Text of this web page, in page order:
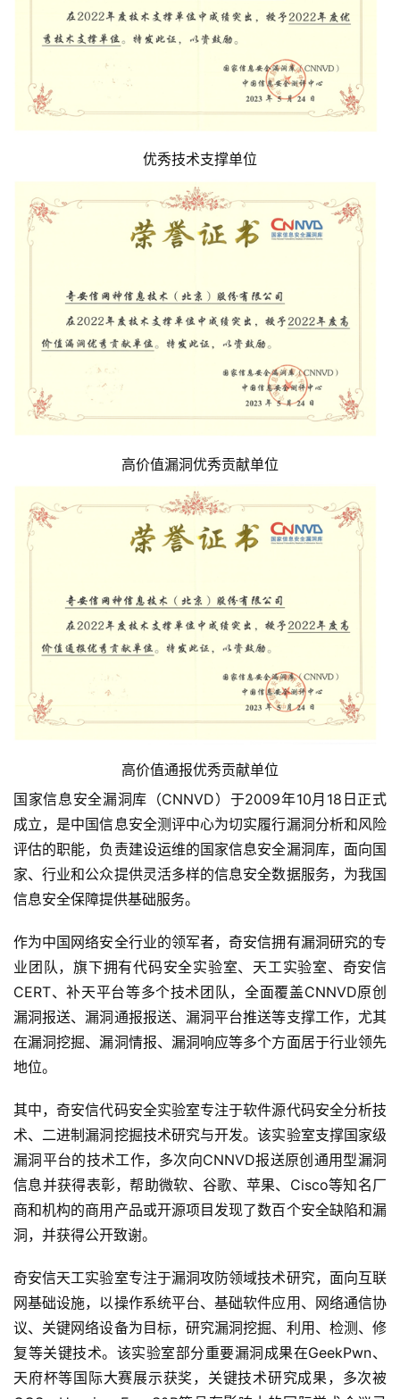
首
页
业
界
人
优秀技术支撑单位
高价值漏洞优秀贡献单位
高价值通报优秀贡献单位
国家信息安全漏洞库（CNNVD）于2009年10月18日正式
成立，是中国信息安全测评中心为切实履行漏洞分析和风险
评估的职能，负责建设运维的国家信息安全漏洞库，面向国
家、行业和公众提供灵活多样的信息安全数据服务，为我国
信息安全保障提供基础服务。
作为中国网络安全行业的领军者，奇安信拥有漏洞研究的专
业团队，旗下拥有代码安全实验室、天工实验室、奇安信
CERT、补天平台等多个技术团队，全面覆盖CNNVD原创
漏洞报送、漏洞通报报送、漏洞平台推送等支撑工作，尤其
在漏洞挖掘、漏洞情报、漏洞响应等多个方面居于行业领先
地位。
其中，奇安信代码安全实验室专注于软件源代码安全分析技
术、二进制漏洞挖掘技术研究与开发。该实验室支撑国家级
漏洞平台的技术工作，多次向CNNVD报送原创通用型漏洞
信息并获得表彰，帮助微软、谷歌、苹果、Cisco等知名厂
商和机构的商用产品或开源项目发现了数百个安全缺陷和漏
洞，并获得公开致谢。
奇安信天工实验室专注于漏洞攻防领域技术研究，面向互联
网基础设施，以操作系统平台、基础软件应用、网络通信协
议、关键网络设备为目标，研究漏洞挖掘、利用、检测、修
复等关键技术。该实验室部分重要漏洞成果在GeekPwn、
天府杯等国际大赛展示获奖，关键技术研究成果，多次被